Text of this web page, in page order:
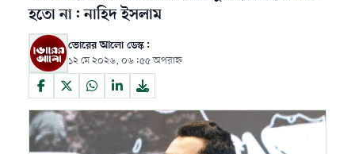
হতো না: নাহিদ ইসলাম
ভোরের আলো ডেস্ক:
১২ মে ২০২৬, ০৬:৫৫ অপরাহ্ন